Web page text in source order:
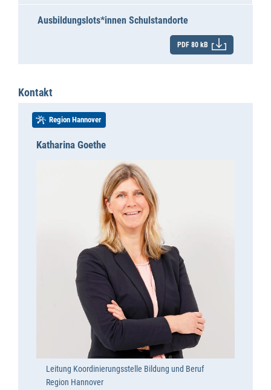
Ausbildungslots*innen Schulstandorte
PDF 80 kB
Kontakt
Region Hannover
Katharina Goethe
Leitung Koordinierungsstelle Bildung und Beruf
Region Hannover